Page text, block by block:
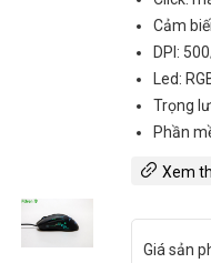
Cảm
DPI:
Led:
Trọng
Phần
Xem
Giá sản